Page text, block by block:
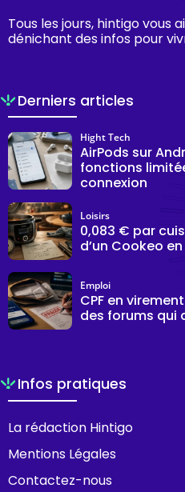
Tous les jours, hintigo vous
dénichant des infos pour
Derniers articles
AirPods sur
fonctions
connexion
Hight Tech
0,083 € par
d’un Cookeo
Loisirs
CPF en
des forums qui
Emploi
Infos pratiques
La rédaction Hintigo
Mentions Légales
Contactez-nous